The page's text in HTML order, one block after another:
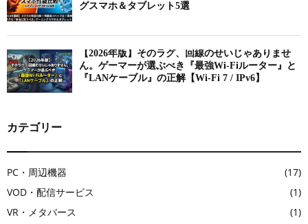
グスマホ＆タブレット5選
【2026年版】そのラグ、回線のせいじゃありませ
ん。ゲーマーが選ぶべき『最強Wi-Fiルーター』と
『LANケーブル』の正解【Wi-Fi 7 / IPv6】
カテゴリー
PC・周辺機器
(17)
VOD・配信サービス
(1)
VR・メタバース
(1)